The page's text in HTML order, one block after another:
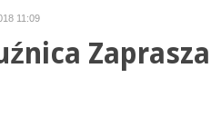
11:09